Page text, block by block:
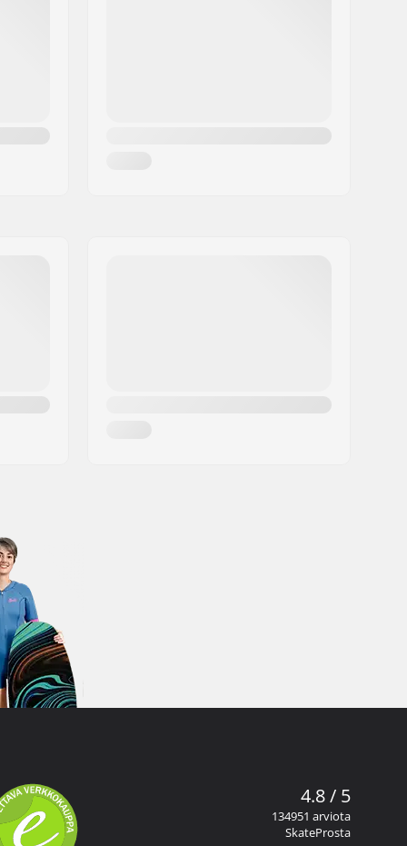
4.8 / 5
134951 arviota
SkateProsta